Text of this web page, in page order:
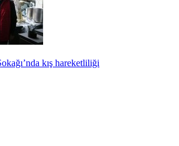
kış hareketliliği